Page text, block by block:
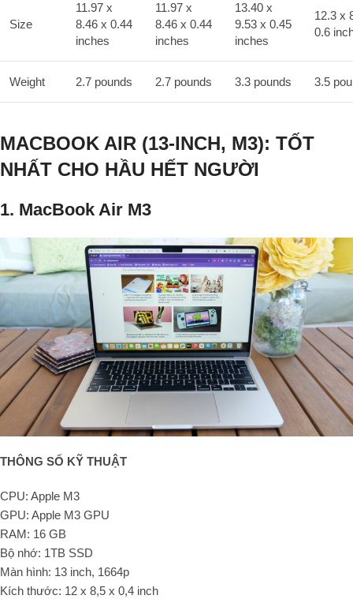
Size
11.97 x
8.46 x 0.44
inches
11.97 x
8.46 x 0.44
inches
13.40 x
9.53 x 0.45
inches
12.3 x
0.6
Weight 2.7 pounds 2.7 pounds 3.3 pounds 3.5
MACBOOK AIR (13-INCH, M3): TỐT
NHẤT CHO HẦU HẾT NGƯỜI
1. MacBook Air M3
THÔNG SỐ KỸ THUẬT
CPU: Apple M3
GPU: Apple M3 GPU
RAM: 16 GB
Bộ nhớ: 1TB SSD
Màn hình: 13 inch, 1664p
Kích thước: 12 x 8,5 x 0,4 inch